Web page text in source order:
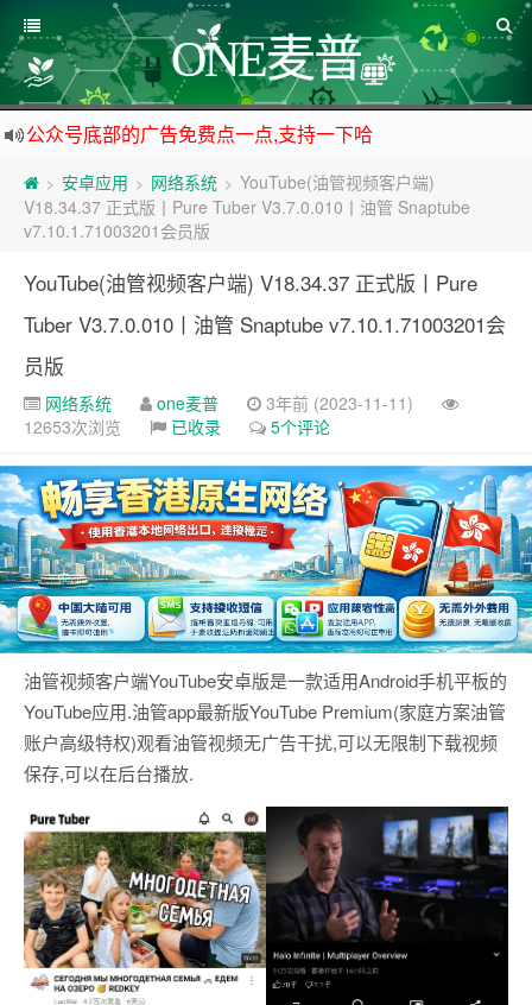
ONE麦普
公众号底部的广告免费点一点,支持一下哈
资源来之不易,大家低调使用
如下载链接被封,请在网站留言给我们
> 安卓应用 > 网络系统 > YouTube(油管视频客户端)
V18.34.37 正式版丨Pure Tuber V3.7.0.010丨油管 Snaptube
v7.10.1.71003201会员版
YouTube(油管视频客户端) V18.34.37 正式版丨Pure
Tuber V3.7.0.010丨油管 Snaptube v7.10.1.71003201会
员版
网络系统 one麦普
3年前 (2023-11-11)
12653次浏览
已收录 5个评论
油管视频客户端YouTube安卓版是一款适用Android手机平板的
YouTube应用.油管app最新版YouTube Premium(家庭方案油管
账户高级特权)观看油管视频无广告干扰,可以无限制下载视频
保存,可以在后台播放.